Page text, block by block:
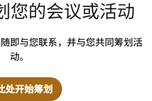
您的会议或活动
即与您联系，并与您共同筹划活
动。
处开始筹划